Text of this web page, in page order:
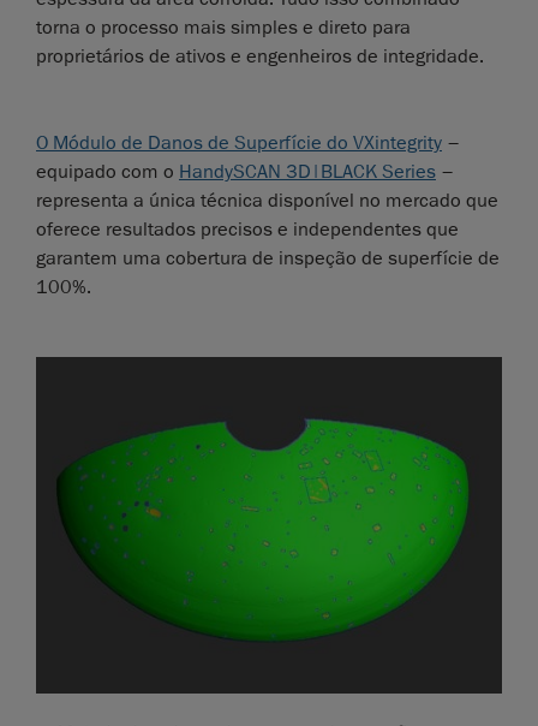
torna o processo mais simples e direto para
proprietários de ativos e engenheiros de integridade.
O Módulo de Danos de Superfície do VXintegrity –
equipado com o HandySCAN 3D|BLACK Series –
representa a única técnica disponível no mercado que
oferece resultados precisos e independentes que
garantem uma cobertura de inspeção de superfície de
100%.